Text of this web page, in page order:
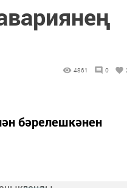
4861 0
бәрелешкәнен